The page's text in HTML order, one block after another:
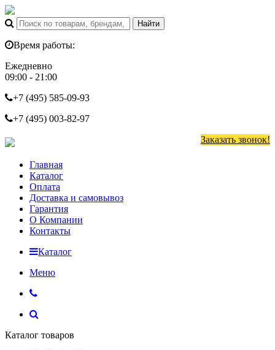
Время работы:
Ежедневно
09:00 - 21:00
+7 (495) 585-09-93
+7 (495) 003-82-97
Заказать звонок!
Главная
Каталог
Оплата
Доставка и самовывоз
Гарантия
О Компании
Контакты
Каталог
Меню
Каталог товаров